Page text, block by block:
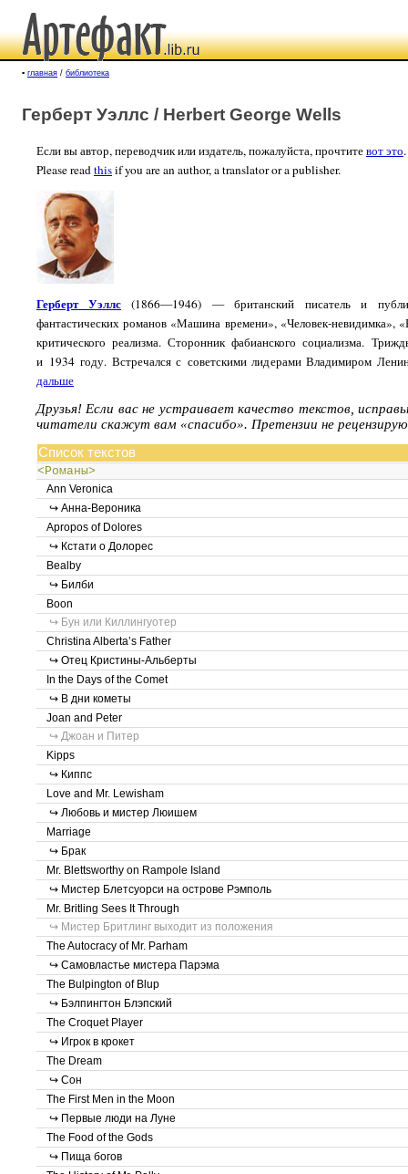
▪ главная / библиотека
Герберт Уэллс / Herbert George Wells
Если вы автор, переводчик или издатель, пожалуйста, прочтитевот это.
Please readthisif you are an author, a translator or a publisher.
Герберт Уэллс (1866—1946) — британский писатель и
фантастических романов «Машина времени», «Человек-невидимка»,
критического реализма. Сторонник фабианского социализма.
и 1934 году. Встречался с советскими лидерами Владимиром
дальше
Друзья! Если вас не устраивает качество текстов,
читатели скажут вам «спасибо». Претензии не
Список текстов
<Романы>
Ann Veronica
↪ Анна-Вероника
Apropos of Dolores
↪ Кстати о Долорес
Bealby
↪ Билби
Boon
↪ Бун или Киллингуотер
Christina Alberta’s Father
↪ Отец Кристины-Альберты
In the Days of the Comet
↪ В дни кометы
Joan and Peter
↪ Джоан и Питер
Kipps
↪ Киппс
Love and Mr. Lewisham
↪ Любовь и мистер Люишем
Marriage
↪ Брак
Mr. Blettsworthy on Rampole Island
↪ Мистер Блетсуорси на острове Рэмполь
Mr. Britling Sees It Through
↪ Мистер Бритлинг выходит из положения
The Autocracy of Mr. Parham
↪ Самовластье мистера Парэма
The Bulpington of Blup
↪ Бэлпингтон Блэпский
The Croquet Player
↪ Игрок в крокет
The Dream
↪ Сон
The First Men in the Moon
↪ Первые люди на Луне
The Food of the Gods
↪ Пища богов